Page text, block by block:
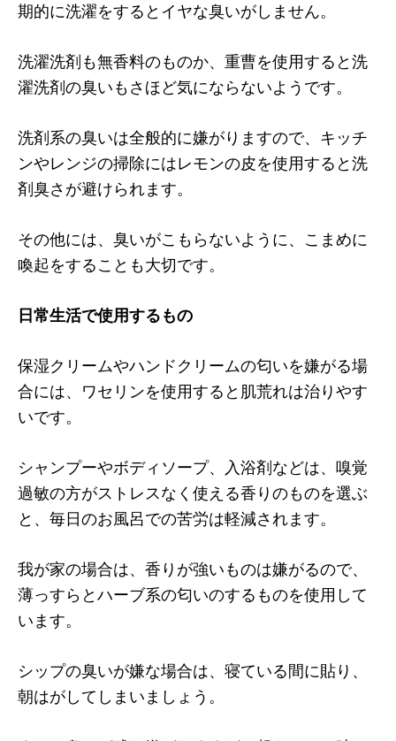
期的に洗濯をするとイヤな臭いがしません。
洗濯洗剤も無香料のものか、重曹を使用すると洗
濯洗剤の臭いもさほど気にならないようです。
洗剤系の臭いは全般的に嫌がりますので、キッチ
ンやレンジの掃除にはレモンの皮を使用すると洗
剤臭さが避けられます。
その他には、臭いがこもらないように、こまめに
喚起をすることも大切です。
日常生活で使用するもの
保湿クリームやハンドクリームの匂いを嫌がる場
合には、ワセリンを使用すると肌荒れは治りやす
いです。
シャンプーやボディソープ、入浴剤などは、嗅覚
過敏の方がストレスなく使える香りのものを選ぶ
と、毎日のお風呂での苦労は軽減されます。
我が家の場合は、香りが強いものは嫌がるので、
薄っすらとハーブ系の匂いのするものを使用して
います。
シップの臭いが嫌な場合は、寝ている間に貼り、
朝はがしてしまいましょう。